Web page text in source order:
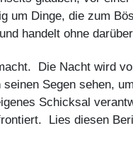
um Dinge, die zum
handelt ohne
Die Nacht wird
Segen sehen,
Schicksal
Lies diesen